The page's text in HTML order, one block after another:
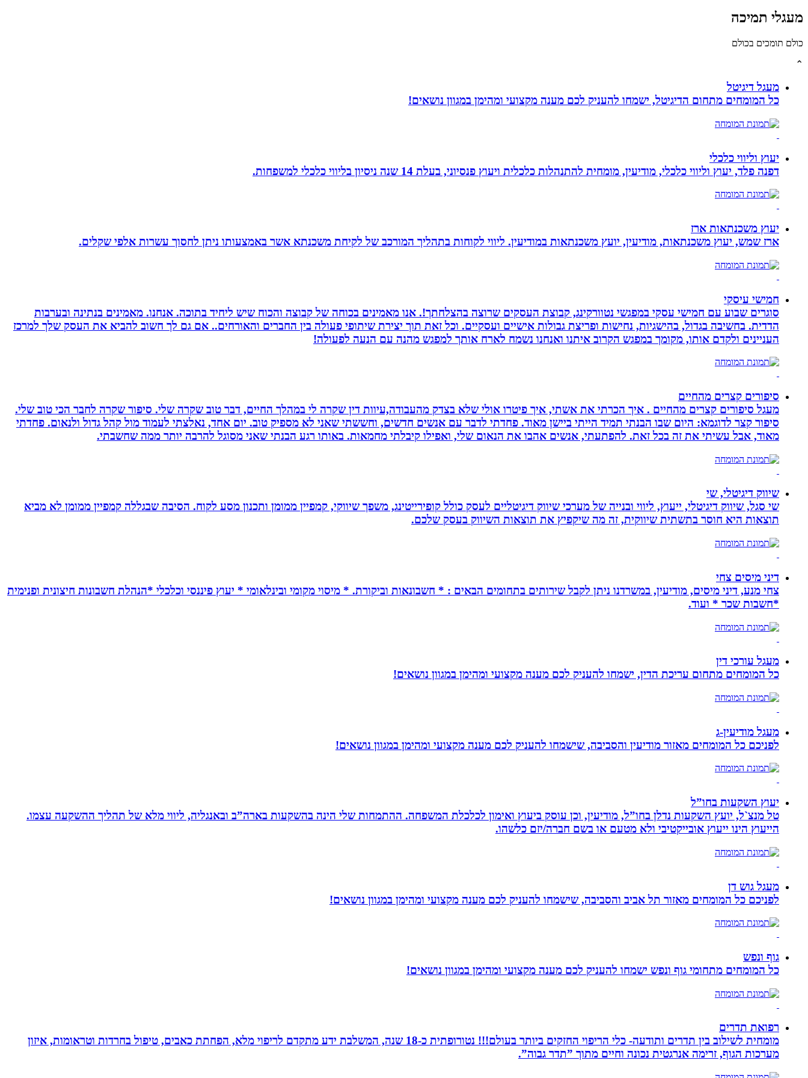
מעגלי תמיכה
כולם תומכים בכולם
⌃
מעגל דיגיטל
כל המומחים מתחום הדיגיטל, ישמחו להעניק לכם מענה מקצועי ומהימן במגוון נושאים!
יעוץ וליווי כלכלי
דפנה פלד, יעוץ וליווי כלכלי, מודיעין, מומחית להתנהלות כלכלית ויעוץ פנסיוני, בעלת 14 שנה ניסיון בליווי כלכלי למשפחות.
יעוץ משכנתאות ארז
ארז שמש, יעוץ משכנתאות, מודיעין, יועץ משכנתאות במודיעין. ליווי לקוחות בתהליך המורכב של לקיחת משכנתא אשר באמצעותו ניתן לחסוך עשרות אלפי שקלים.
חמישי עיסקי
סוגרים שבוע עם חמישי עסקי במפגשי נטוורקינג, קבוצת העסקים שרוצה בהצלחתך!. אנו מאמינים בכוחה של קבוצה והכוח שיש ליחיד בתוכה. אנחנו. מאמינים בנתינה ובערבות
הדדית. בחשיבה בגדול, בהישגיות, נחישות ופריצת גבולות אישיים ועסקיים. וכל זאת תוך יצירת שיתופי פעולה בין החברים והאורחים.. אם גם לך חשוב להביא את העסק שלך למרכז
העניינים ולקדם אותו, מקומך במפגש הקרוב איתנו ואנחנו נשמח לארח אותך למפגש מהנה עם הנעה לפעולה!
סיפורים קצרים מהחיים
מעגל סיפורים קצרים מהחיים . איך הכרתי את אשתי, איך פיטרו אולי שלא בצדק מהעבודה,עיוות דין שקרה לי במהלך החיים, דבר טוב שקרה שלי. סיפור שקרה לחבר הכי טוב שלי.
סיפור קצר לדוגמא: היום שבו הבנתי תמיד הייתי ביישן מאוד. פחדתי לדבר עם אנשים חדשים, וחששתי שאני לא מספיק טוב. יום אחד, נאלצתי לעמוד מול קהל גדול ולנאום. פחדתי
מאוד, אבל עשיתי את זה בכל זאת. להפתעתי, אנשים אהבו את הנאום שלי, ואפילו קיבלתי מחמאות. באותו רגע הבנתי שאני מסוגל להרבה יותר ממה שחשבתי.
שיווק דיגיטלי, שי
שי סגל, שיווק דיגיטלי, ייעוץ, ליווי ובנייה של מערכי שיווק דיגיטליים לעסק כולל קופירייטינג, משפך שיווקי, קמפיין ממומן ותכנון מסע לקוח. הסיבה שבגללה קמפיין ממומן לא מביא
תוצאות היא חוסר בתשתית שיווקית, זה מה שיקפיץ את תוצאות השיווק בעסק שלכם.
דיני מיסים צחי
צחי מנע, דיני מיסים, מודיעין, במשרדנו ניתן לקבל שירותים בתחומים הבאים : * חשבונאות וביקורת. * מיסוי מקומי ובינלאומי * יעוץ פיננסי וכלכלי *הנהלת חשבונות חיצונית ופנימית
*חשבות שכר * ועוד.
מעגל עורכי דין
כל המומחים מתחום עריכת הדין, ישמחו להעניק לכם מענה מקצועי ומהימן במגוון נושאים!
מעגל מודיעין-ג
לפניכם כל המומחים מאזור מודיעין והסביבה, שישמחו להעניק לכם מענה מקצועי ומהימן במגוון נושאים!
יעוץ השקעות בחו”ל
טל מנצ`ל, יועץ השקעות נדלן בחו”ל, מודיעין, וכן עוסק ביעוץ ואימון לכלכלת המשפחה. ההתמחות שלי הינה בהשקעות בארה”ב ובאנגליה, ליווי מלא של תהליך ההשקעה עצמו.
הייעוץ הינו ייעוץ אובייקטיבי ולא מטעם או בשם חברה/יזם כלשהו.
מעגל גוש דן
לפניכם כל המומחים מאזור תל אביב והסביבה, שישמחו להעניק לכם מענה מקצועי ומהימן במגוון נושאים!
גוף ונפש
כל המומחים מתחומי גוף ונפש ישמחו להעניק לכם מענה מקצועי ומהימן במגוון נושאים!
רפואת תדרים
מומחית לשילוב בין תדרים ותודעה- כלי הריפוי החזקים ביותר בעולם!!! נטורופתית כ-18 שנה, המשלבת ידע מתקדם לריפוי מלא, הפחתת כאבים, טיפול בחרדות וטראומות, איזון
מערכות הגוף, זרימה אנרגטית נכונה וחיים מתוך ”תדר גבוה”.